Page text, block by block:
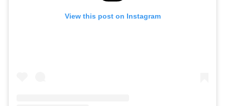
View this post on Instagram